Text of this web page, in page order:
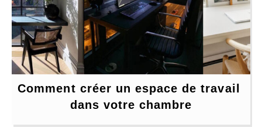
Comment créer un espace de travail
dans votre chambre